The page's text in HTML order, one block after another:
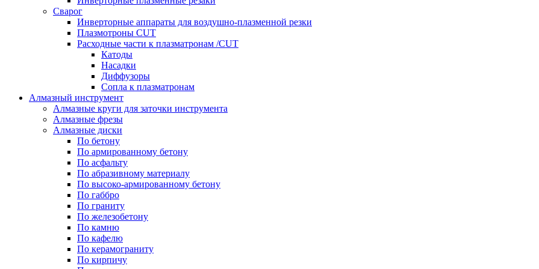
Сварог
Инверторные аппараты для воздушно-плазменной резки
Плазмотроны CUT
Расходные части к плазматронам /CUT
Катоды
Насадки
Диффузоры
Сопла к плазматронам
Алмазный инструмент
Алмазные круги для заточки инструмента
Алмазные фрезы
Алмазные диски
По бетону
По армированному бетону
По асфальту
По абразивному материалу
По высоко-армированному бетону
По габбро
По граниту
По железобетону
По камню
По кафелю
По керамограниту
По кирпичу